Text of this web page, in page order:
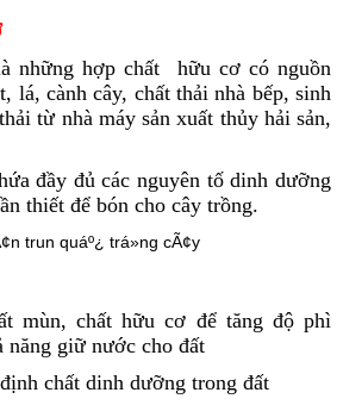
những hợp chất hữu cơ có nguồn
lá, cành cây, chất thải nhà bếp, sinh
từ nhà máy sản xuất thủy hải sản,
đầy đủ các nguyên tố dinh dưỡng
thiết để bón cho cây trồng.
mùn, chất hữu cơ để tăng độ phì
năng giữ nước cho đất
chất dinh dưỡng trong đất